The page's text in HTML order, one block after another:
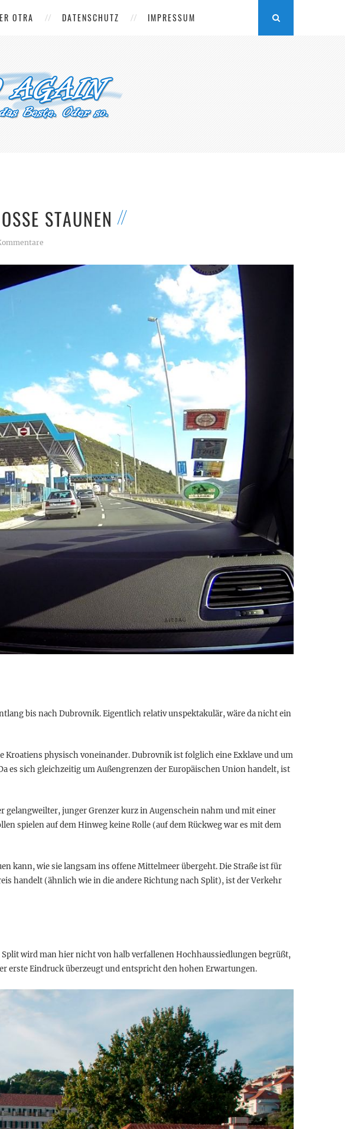
OTRA DATENSCHUTZ IMPRESSUM
STAUNEN
bis nach Dubrovnik. Eigentlich relativ unspektakulär, wäre da nicht ein
physisch voneinander. Dubrovnik ist folglich eine Exklave und um
es sich gleichzeitig um Außengrenzen der Europäischen Union handelt, ist
gelangweilter, junger Grenzer kurz in Augenschein nahm und mit einer
spielen auf dem Hinweg keine Rolle (auf dem Rückweg war es mit dem
kann, wie sie langsam ins offene Mittelmeer übergeht. Die Straße ist für
handelt (ähnlich wie in die andere Richtung nach Split), ist der Verkehr
wird man hier nicht von halb verfallenen Hochhaussiedlungen begrüßt,
erste Eindruck überzeugt und entspricht den hohen Erwartungen.